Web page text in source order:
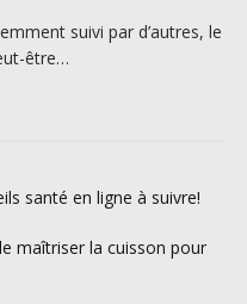
suivi par d’autres, le
être…
santé en ligne à suivre!
maîtriser la cuisson pour